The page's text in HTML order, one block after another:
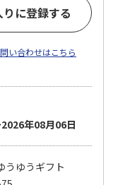
に登録する
い合わせはこちら
年08月06日
うゆうギフト